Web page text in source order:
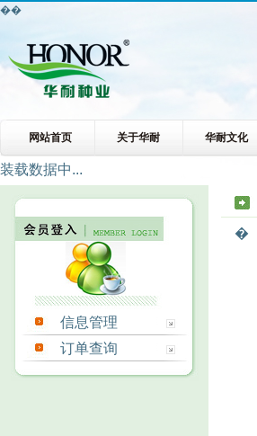
��
网站首页 关于华耐 华耐文化
装载数据中...
信息管理
订单查询
�